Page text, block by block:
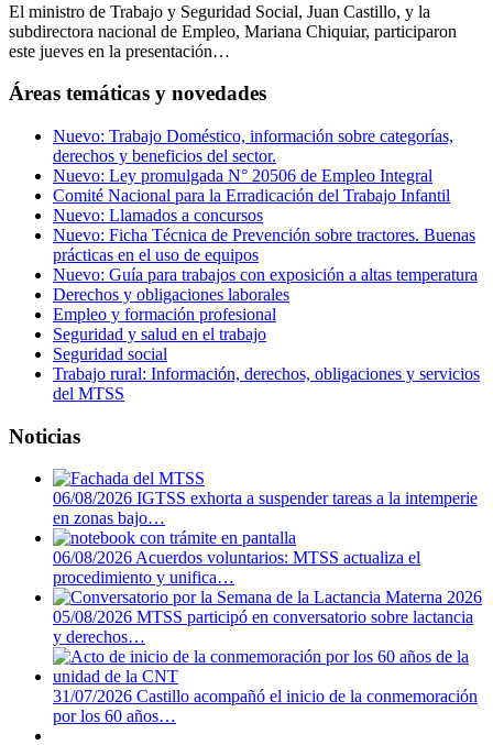
El ministro de Trabajo y Seguridad Social, Juan Castillo, y la
subdirectora nacional de Empleo, Mariana Chiquiar, participaron
este jueves en la presentación…
Áreas temáticas y novedades
Nuevo: Trabajo Doméstico, información sobre categorías,
derechos y beneficios del sector.
Nuevo: Ley promulgada N° 20506 de Empleo Integral
Comité Nacional para la Erradicación del Trabajo Infantil
Nuevo: Llamados a concursos
Nuevo: Ficha Técnica de Prevención sobre tractores. Buenas
prácticas en el uso de equipos
Nuevo: Guía para trabajos con exposición a altas temperatura
Derechos y obligaciones laborales
Empleo y formación profesional
Seguridad y salud en el trabajo
Seguridad social
Trabajo rural: Información, derechos, obligaciones y servicios
del MTSS
Noticias
06/08/2026 IGTSS exhorta a suspender tareas a la intemperie
en zonas bajo…
06/08/2026 Acuerdos voluntarios: MTSS actualiza el
procedimiento y unifica…
05/08/2026 MTSS participó en conversatorio sobre lactancia
y derechos…
31/07/2026 Castillo acompañó el inicio de la conmemoración
por los 60 años…